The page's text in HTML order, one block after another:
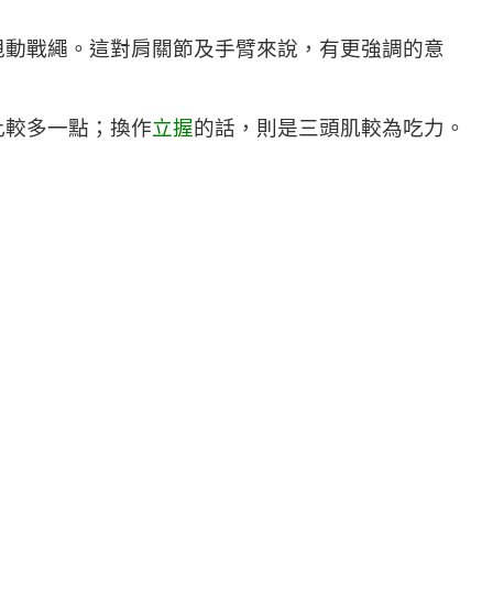
戰繩。這對肩關節及手臂來說，有更強調的意
較多一點；換作立握的話，則是三頭肌較為吃力。